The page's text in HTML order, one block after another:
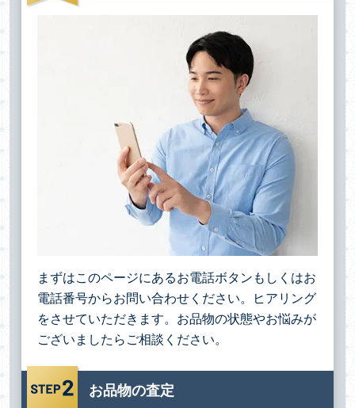
まずはこのページにあるお電話ボタンもしくはお
電話番号からお問い合わせください。ヒアリング
をさせていただきます。お品物の状態やお悩みが
ございましたらご相談ください。
お品物の査定